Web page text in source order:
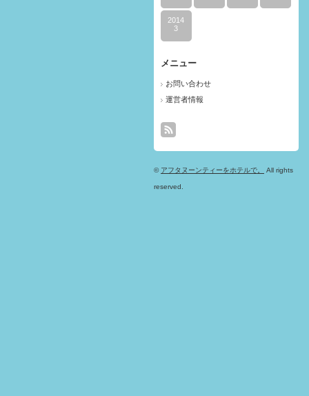
2014
3
メニュー
お問い合わせ
運営者情報
© アフタヌーンティーをホテルで。 All rights
reserved.